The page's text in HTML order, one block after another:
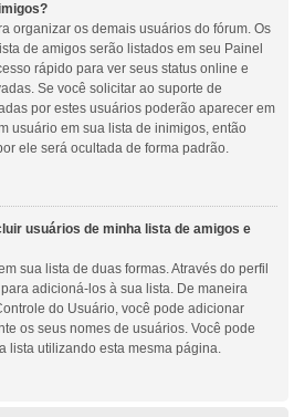
organizar os demais usuários do fórum. Os
de amigos serão listados em seu Painel
rápido para ver seus status online e
Se você solicitar ao suporte de
por estes usuários poderão aparecer em
usuário em sua lista de inimigos, então
ele será ocultada de forma padrão.
usuários de minha lista de amigos e
sua lista de duas formas. Através do perfil
adicioná-los à sua lista. De maneira
do Usuário, você pode adicionar
os seus nomes de usuários. Você pode
lista utilizando esta mesma página.